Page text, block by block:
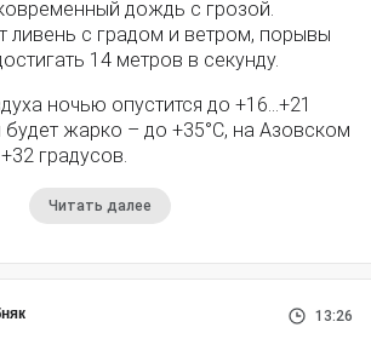
дождь с грозой.
ливень с градом и ветром, порывы
14 метров в секунду.
ночью опустится до +16…+21
будет жарко – до +35°С, на Азовском
градусов.
Читать далее
13:26